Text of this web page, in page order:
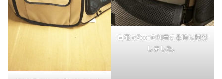
自宅でZoomを利用する時に撮影
しました。